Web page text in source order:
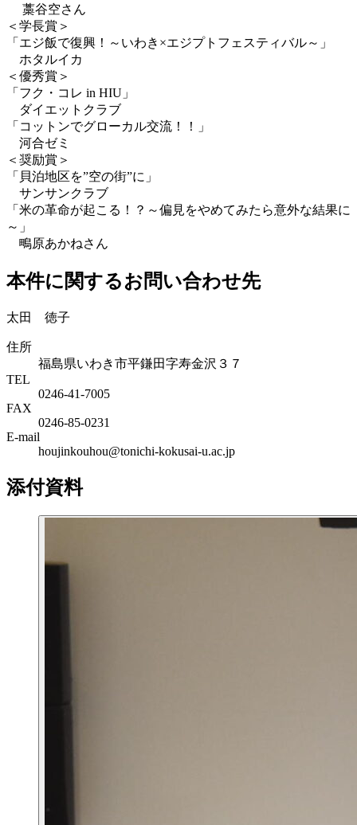
藁谷空さん
＜学長賞＞
「エジ飯で復興！～いわき×エジプトフェスティバル～」
ホタルイカ
＜優秀賞＞
「フク・コレ in HIU」
ダイエットクラブ
「コットンでグローカル交流！！」
河合ゼミ
＜奨励賞＞
「貝泊地区を”空の街”に」
サンサンクラブ
「米の革命が起こる！？～偏見をやめてみたら意外な結果に
～」
鴫原あかねさん
本件に関するお問い合わせ先
太田 徳子
住所
福島県いわき市平鎌田字寿金沢３７
TEL
0246-41-7005
FAX
0246-85-0231
E-mail
houjinkouhou@tonichi-kokusai-u.ac.jp
添付資料